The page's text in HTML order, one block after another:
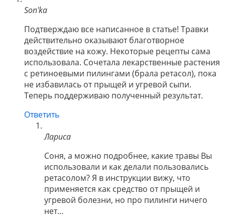
Son'ka
Подтверждаю все написанное в статье! Травки
действительно оказывают благотворное
воздействие на кожу. Некоторые рецепты сама
использовала. Сочетала лекарственные растения
с ретиноевыми пилингами (брала ретасол), пока
не избавилась от прыщей и угревой сыпи.
Теперь поддерживаю полученный результат.
Ответить
Лариса
Соня, а можно подробнее, какие травы Вы
использовали и как делали пользовались
ретасолом? Я в инструкции вижу, что
применяется как средство от прыщей и
угревой болезни, но про пилинги ничего
нет…